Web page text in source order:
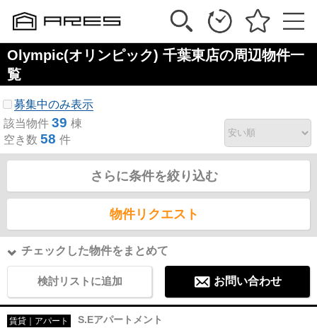
Olympic(オリンピック) 千葉東店の周辺物件一
覧
募集中のみ表示
該当物件 39 棟
空き数 58 件
さらに条件を絞り込む
物件リクエスト
チェックした物件をまとめて
検討リストに追加 お問い合わせ
賃貸｜アパート S.Eアパートメント